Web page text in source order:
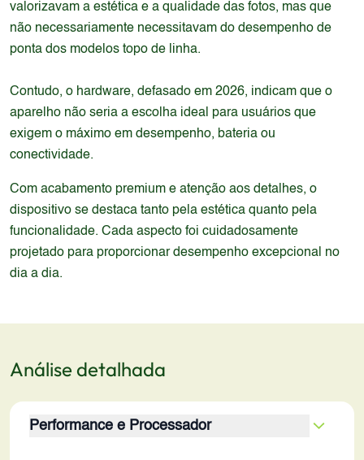
valorizavam a estética e a qualidade das fotos, mas que
não necessariamente necessitavam do desempenho de
ponta dos modelos topo de linha.
Contudo, o hardware, defasado em 2026, indicam que o
aparelho não seria a escolha ideal para usuários que
exigem o máximo em desempenho, bateria ou
conectividade.
Com acabamento premium e atenção aos detalhes, o
dispositivo se destaca tanto pela estética quanto pela
funcionalidade. Cada aspecto foi cuidadosamente
projetado para proporcionar desempenho excepcional no
dia a dia.
Análise detalhada
Performance e Processador